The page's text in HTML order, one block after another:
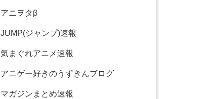
アニヲタβ
JUMP(ジャンプ)速報
気まぐれアニメ速報
アニゲー好きのうずきんブログ
マガジンまとめ速報